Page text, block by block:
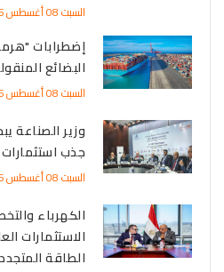
السبت 08 أغسطس 2026-05:09
إضطرابات
البضائع المنقولة
السبت 08 أغسطس 2026-04:39
وزير الصناعة
جذب
السبت 08 أغسطس 2026-02:50
الكهرباء
الاستثمارات
الطاقة